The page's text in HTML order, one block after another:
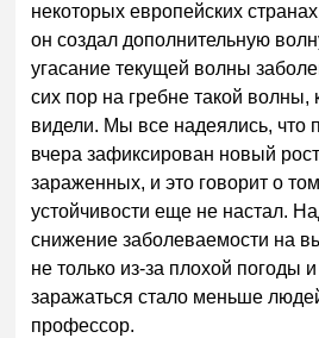
некоторых европейских
он создал дополнительную
угасание текущей волны
сих пор на гребне такой волны,
видели. Мы все надеялись, что
вчера зафиксирован новый
зараженных, и это говорит о
устойчивости еще не настал.
снижение заболеваемости на
не только из-за плохой погоды
заражаться стало меньше
профессор.